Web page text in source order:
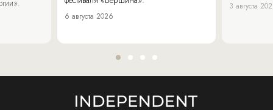
6 августа 2026
3 августа